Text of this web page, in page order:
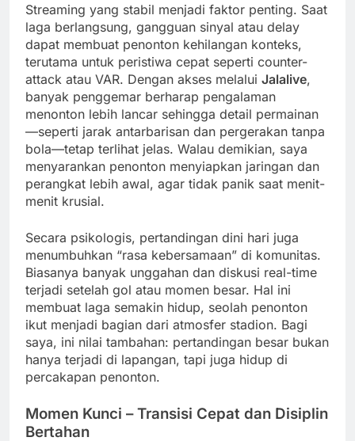
Streaming yang stabil menjadi faktor penting. Saat
laga berlangsung, gangguan sinyal atau delay
dapat membuat penonton kehilangan konteks,
terutama untuk peristiwa cepat seperti counter-
attack atau VAR. Dengan akses melalui Jalalive,
banyak penggemar berharap pengalaman
menonton lebih lancar sehingga detail permainan
—seperti jarak antarbarisan dan pergerakan tanpa
bola—tetap terlihat jelas. Walau demikian, saya
menyarankan penonton menyiapkan jaringan dan
perangkat lebih awal, agar tidak panik saat menit-
menit krusial.
Secara psikologis, pertandingan dini hari juga
menumbuhkan “rasa kebersamaan” di komunitas.
Biasanya banyak unggahan dan diskusi real-time
terjadi setelah gol atau momen besar. Hal ini
membuat laga semakin hidup, seolah penonton
ikut menjadi bagian dari atmosfer stadion. Bagi
saya, ini nilai tambahan: pertandingan besar bukan
hanya terjadi di lapangan, tapi juga hidup di
percakapan penonton.
Momen Kunci – Transisi Cepat dan Disiplin
Bertahan